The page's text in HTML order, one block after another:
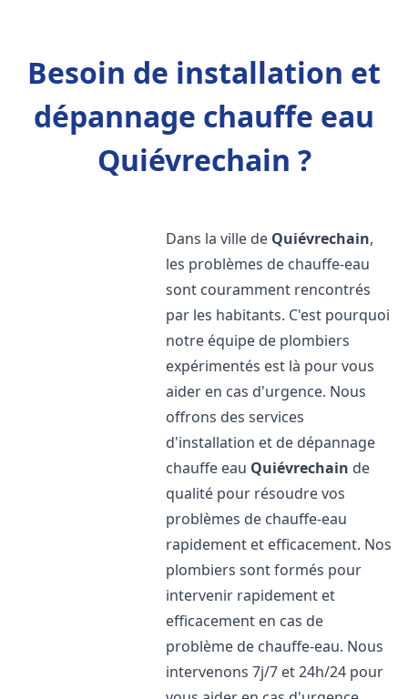
Besoin de installation et
dépannage chauffe eau
Quiévrechain ?
Dans la ville de Quiévrechain,
les problèmes de chauffe-eau
sont couramment rencontrés
par les habitants. C'est pourquoi
notre équipe de plombiers
expérimentés est là pour vous
aider en cas d'urgence. Nous
offrons des services
d'installation et de dépannage
chauffe eau Quiévrechain de
qualité pour résoudre vos
problèmes de chauffe-eau
rapidement et efficacement. Nos
plombiers sont formés pour
intervenir rapidement et
efficacement en cas de
problème de chauffe-eau. Nous
intervenons 7j/7 et 24h/24 pour